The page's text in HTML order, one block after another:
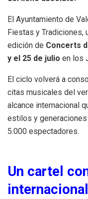
El Ayuntamiento de
Fiestas y Tradiciones,
edición de Concerts
y el 25 de julio en los
El ciclo volverá a
citas musicales del
alcance internacional
estilos y generaciones
5.000 espectadores.
Un cartel